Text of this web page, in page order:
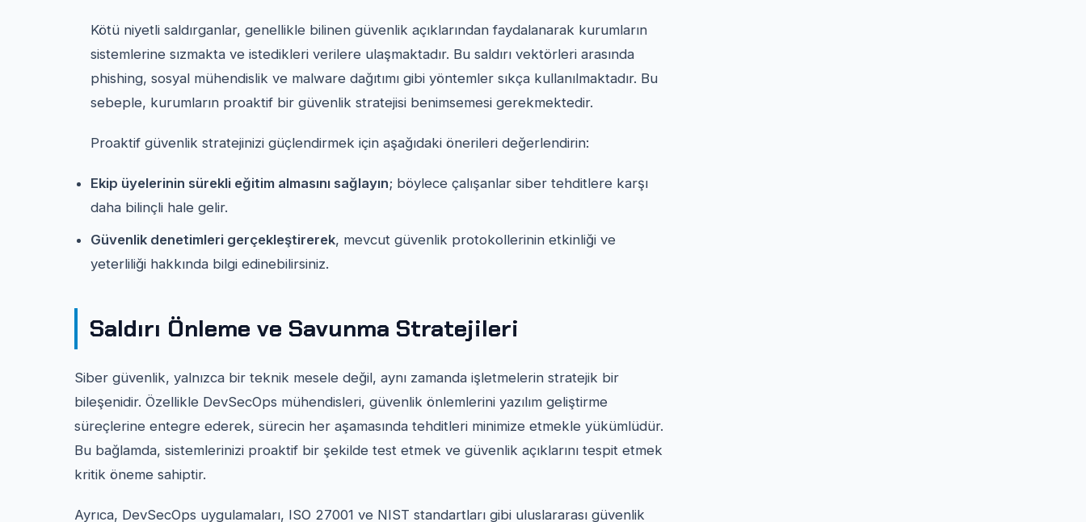
Kötü niyetli saldırganlar, genellikle bilinen güvenlik açıklarından faydalanarak kurumların
sistemlerine sızmakta ve istedikleri verilere ulaşmaktadır. Bu saldırı vektörleri arasında
phishing, sosyal mühendislik ve malware dağıtımı gibi yöntemler sıkça kullanılmaktadır. Bu
sebeple, kurumların proaktif bir güvenlik stratejisi benimsemesi gerekmektedir.
Proaktif güvenlik stratejinizi güçlendirmek için aşağıdaki önerileri değerlendirin:
Ekip üyelerinin sürekli eğitim almasını sağlayın; böylece çalışanlar siber tehditlere karşı
daha bilinçli hale gelir.
Güvenlik denetimleri gerçekleştirerek, mevcut güvenlik protokollerinin etkinliği ve
yeterliliği hakkında bilgi edinebilirsiniz.
Saldırı Önleme ve Savunma Stratejileri
Siber güvenlik, yalnızca bir teknik mesele değil, aynı zamanda işletmelerin stratejik bir
bileşenidir. Özellikle DevSecOps mühendisleri, güvenlik önlemlerini yazılım geliştirme
süreçlerine entegre ederek, sürecin her aşamasında tehditleri minimize etmekle yükümlüdür.
Bu bağlamda, sistemlerinizi proaktif bir şekilde test etmek ve güvenlik açıklarını tespit etmek
kritik öneme sahiptir.
Ayrıca, DevSecOps uygulamaları, ISO 27001 ve NIST standartları gibi uluslararası güvenlik